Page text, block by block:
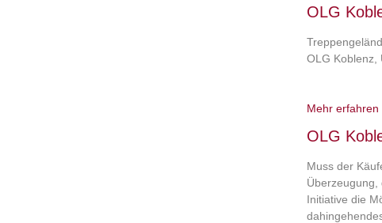
OLG
OLG Koblenz,
Mehr erfahren
OLG
Muss der
Überzeugung,
Initiative die